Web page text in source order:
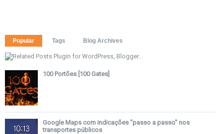
Popular Tags Blog Archives
100 Portões [100 Gates]
Google Maps com indicações "passo a passo" nos
transportes públicos